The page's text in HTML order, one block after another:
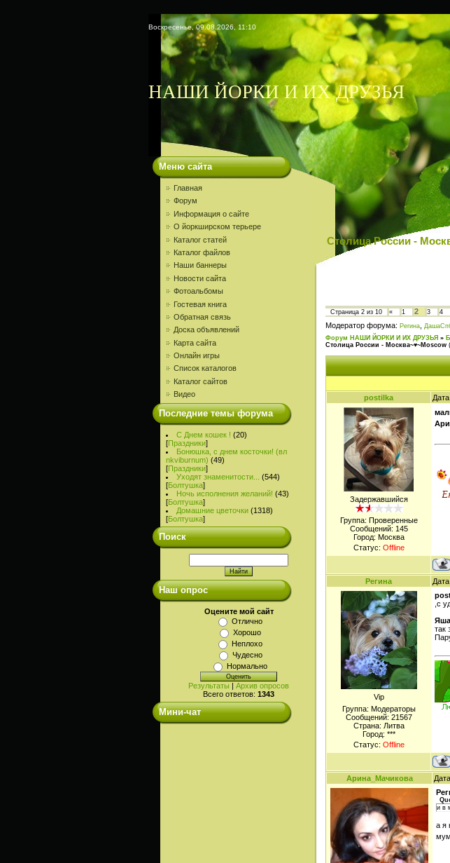
Воскресенье, 09.08.2026, 11:10
НАШИ ЙОРКИ И ИХ ДРУЗЬЯ
Меню сайта
Главная
Форум
Информация о сайте
О йоркширском терьере
Каталог статей
Каталог файлов
Наши баннеры
Новости сайта
Фотоальбомы
Гостевая книга
Обратная связь
Доска объявлений
Карта сайта
Онлайн игры
Список каталогов
Каталог сайтов
Видео
Последние темы форума
С Днем кошек ! (20)
[Праздники]
Бонюшка, с днем косточки! (вл
nkviburnum) (49)
[Праздники]
Уходят знаменитости...
(544)
[Болтушка]
Ночь исполнения желаний! (43)
[Болтушка]
Домашние цветочки (1318)
[Болтушка]
Поиск
Наш опрос
Оцените мой сайт
Отлично
Хорошо
Неплохо
Чудесно
Нормально
Результаты | Архив опросов
Всего ответов: 1343
Мини-чат
Столица России -
Страница 2 из 10 « 1 2 3 4
Модератор форума: Регина
Форум НАШИ ЙОРКИ И ИХ ДРУЗЬЯ »
Столица России - Москва~♥~Moscow
postilka
Задержавшийся
Группа: Проверенные
Сообщений: 145
Город: Москва
Статус: Offline
Регина
Viр
Группа: Модераторы
Сообщений: 21567
Страна: Литва
Город: ***
Статус: Offline
,с
Яша
так
Арина_Мачикова
и в
а я